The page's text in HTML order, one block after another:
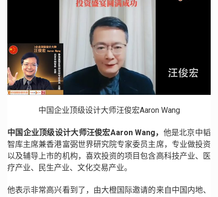
中国企业顶级设计大师汪俊宏Aaron Wang
中国企业顶级设计大师汪俊宏Aaron Wang， 他是北京中韬
智库主席兼香港富弼世界研究院专家委员主席，专业做投资
以及辅导上市的机构，喜欢投资的项目包含高科技产业、医
疗产业、民生产业、文化交易产业。
他表示非常高兴看到了，由大橙国际邀请的来自中国内地、